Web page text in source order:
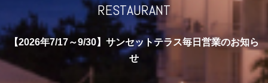
RESTAURANT
【2026年7/17～9/30】サンセットテラス毎日営業のお知ら
せ